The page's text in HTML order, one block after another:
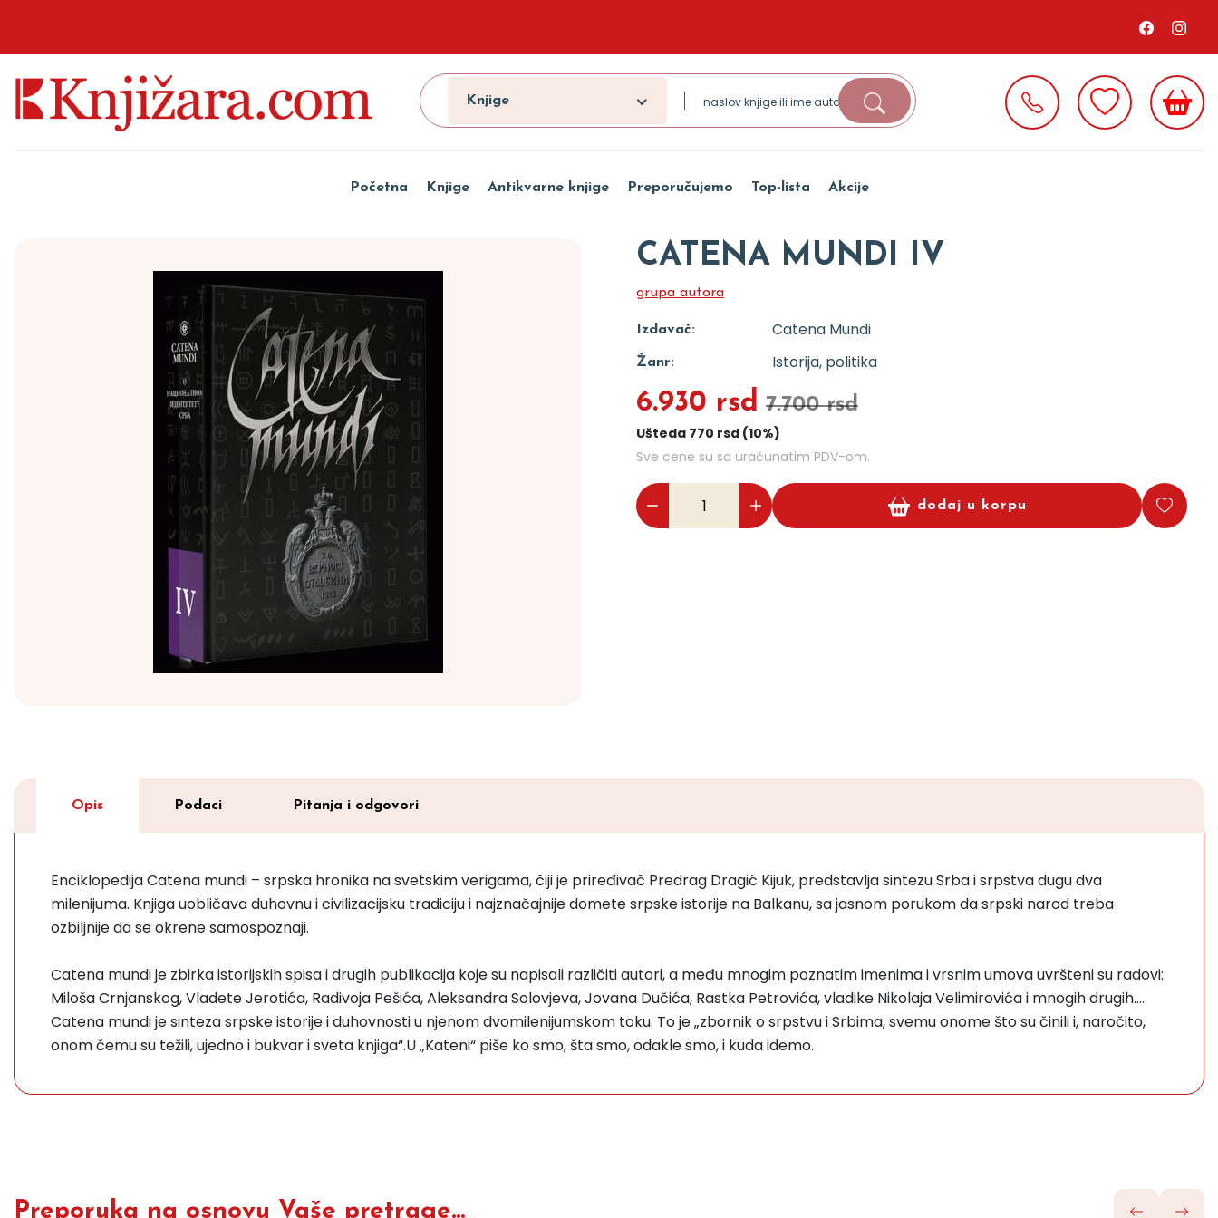
Knjige
Početna Knjige Antikvarne knjige Preporučujemo Top-lista Akcije
CATENA MUNDI IV
grupa autora
Izdavač: Catena Mundi
Žanr: Istorija, politika
6.930 rsd 7.700 rsd
Ušteda 770 rsd (10%)
Sve cene su sa uračunatim PDV-om.
dodaj u korpu
Opis Podaci Pitanja i odgovori
Enciklopedija Catena mundi – srpska hronika na svetskim verigama, čiji je priređivač Predrag Dragić Kijuk, predstavlja sintezu Srba i srpstva dugu dva
milenijuma. Knjiga uobličava duhovnu i civilizacijsku tradiciju i najznačajnije domete srpske istorije na Balkanu, sa jasnom porukom da srpski narod treba
ozbiljnije da se okrene samospoznaji.
Catena mundi je zbirka istorijskih spisa i drugih publikacija koje su napisali različiti autori, a među mnogim poznatim imenima i vrsnim umova uvršteni su radovi:
Miloša Crnjanskog, Vladete Jerotića, Radivoja Pešića, Aleksandra Solovjeva, Jovana Dučića, Rastka Petrovića, vladike Nikolaja Velimirovića i mnogih drugih....
Catena mundi je sinteza srpske istorije i duhovnosti u njenom dvomilenijumskom toku. To je „zbornik o srpstvu i Srbima, svemu onome što su činili i, naročito,
onom čemu su težili, ujedno i bukvar i sveta knjiga“.U „Kateni“ piše ko smo, šta smo, odakle smo, i kuda idemo.
Preporuka na osnovu Vaše pretrage...